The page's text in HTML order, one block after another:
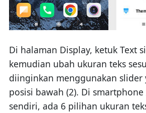
Di halaman Display, ketuk Text
kemudian ubah ukuran teks
diinginkan menggunakan slider
posisi bawah (2). Di
sendiri, ada 6 pilihan ukuran